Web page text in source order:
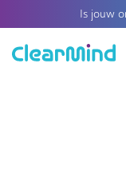
Is jouw